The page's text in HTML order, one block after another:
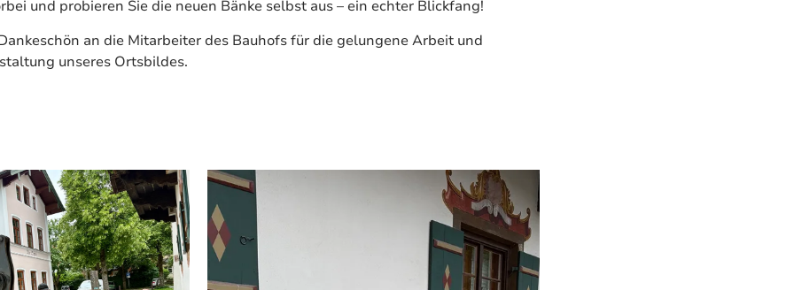
und probieren Sie die neuen Bänke selbst aus – ein echter Blickfang!
an die Mitarbeiter des Bauhofs für die gelungene Arbeit und
unseres Ortsbildes.